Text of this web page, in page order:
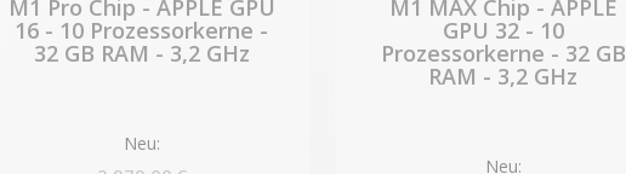
M1 Pro Chip - APPLE GPU
16 - 10 Prozessorkerne -
32 GB RAM - 3,2 GHz
Neu:
M1 MAX Chip - APPLE
GPU 32 - 10
Prozessorkerne - 32 GB
RAM - 3,2 GHz
Neu: